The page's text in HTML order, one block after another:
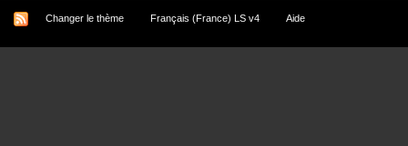
Changer le thème Français (France) LS v4 Aide